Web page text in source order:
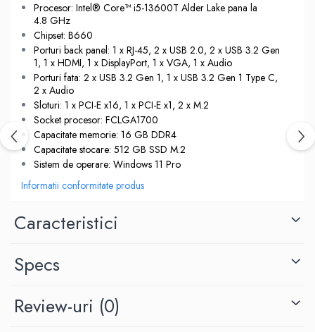
Procesor: Intel® Core™ i5-13600T Alder Lake pana la
4.8 GHz
Chipset: B660
Porturi back panel: 1 x RJ-45, 2 x USB 2.0, 2 x USB 3.2 Gen
1, 1 x HDMI, 1 x DisplayPort, 1 x VGA, 1 x Audio
Porturi fata: 2 x USB 3.2 Gen 1, 1 x USB 3.2 Gen 1 Type C,
2 x Audio
Sloturi: 1 x PCI-E x16, 1 x PCI-E x1, 2 x M.2
Socket procesor: FCLGA1700
Capacitate memorie: 16 GB DDR4
Capacitate stocare: 512 GB SSD M.2
Sistem de operare: Windows 11 Pro
Informatii conformitate produs
Caracteristici
Specs
Review-uri (0)